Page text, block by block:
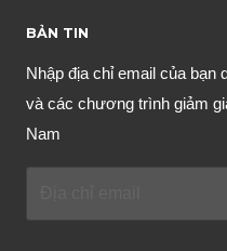
BẢN TIN
Nhập địa chỉ email của bạn
và các chương trình giảm
Nam